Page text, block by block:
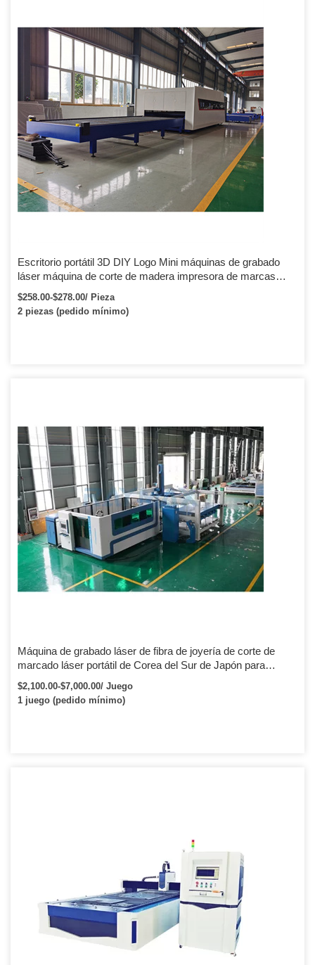
Escritorio portátil 3D DIY Logo Mini máquinas de grabado
láser máquina de corte de madera impresora de marcas
máquina de grabado de joyería de Metal inteligente
$258.00-$278.00/ Pieza
2 piezas (pedido mínimo)
Máquina de grabado láser de fibra de joyería de corte de
marcado láser portátil de Corea del Sur de Japón para
joyería
$2,100.00-$7,000.00/ Juego
1 juego (pedido mínimo)